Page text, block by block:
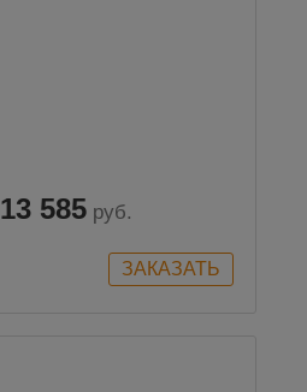
13 585 руб.